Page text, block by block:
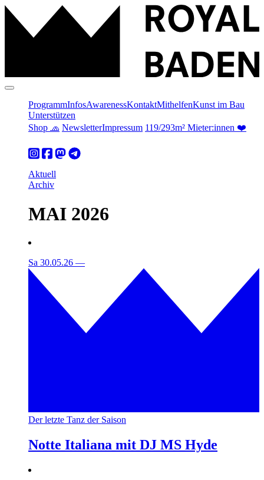
ProgrammInfosAwarenessKontaktMithelfenKunst im Bau
Unterstützen
Shop 🧢 NewsletterImpressum 119/293m² Mieter:innen ❤️
Aktuell
Archiv
MAI 2026
Sa 30.05.26 —
Der letzte Tanz der Saison
Notte Italiana mit DJ MS Hyde